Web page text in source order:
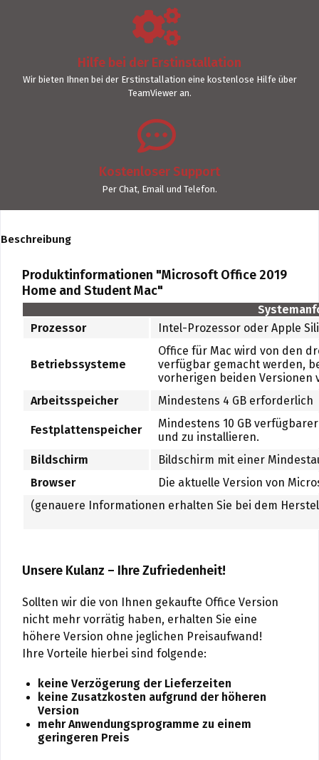
Hilfe bei der Erstinstallation
Wir bieten Ihnen bei der Erstinstallation eine kostenlose Hilfe über
TeamViewer an.
Kostenloser Support
Per Chat, Email und Telefon.
Beschreibung
Produktinformationen "Microsoft Office 2019
Home and Student Mac"
Prozessor
Intel-Prozessor oder Apple
Betriebssysteme
Office für Mac wird von den
verfügbar gemacht werden,
vorherigen beiden Versionen
Arbeitsspeicher
Mindestens 4 GB erforderlich
Festplattenspeicher
Mindestens 10 GB
und zu installieren.
Bildschirm
Bildschirm mit einer
Browser
Die aktuelle Version von
(genauere Informationen erhalten Sie bei dem
Unsere Kulanz – Ihre Zufriedenheit!
Sollten wir die von Ihnen gekaufte Office Version
nicht mehr vorrätig haben, erhalten Sie eine
höhere Version ohne jeglichen Preisaufwand!
Ihre Vorteile hierbei sind folgende:
keine Verzögerung der Lieferzeiten
keine Zusatzkosten aufgrund der höheren
Version
mehr Anwendungsprogramme zu einem
geringeren Preis